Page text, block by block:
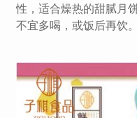
性，适合燥热的甜腻月
不宜多喝，或饭后再饮。